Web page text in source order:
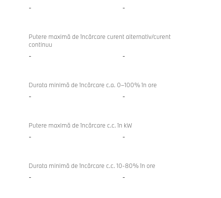
- -
Putere maximă de încărcare curent alternativ/curent
continuu
- -
Durata minimă de încărcare c.a. 0–100% în ore
- -
Putere maximă de încărcare c.c. în kW
- -
Durata minimă de încărcare c.c. 10-80% în ore
- -